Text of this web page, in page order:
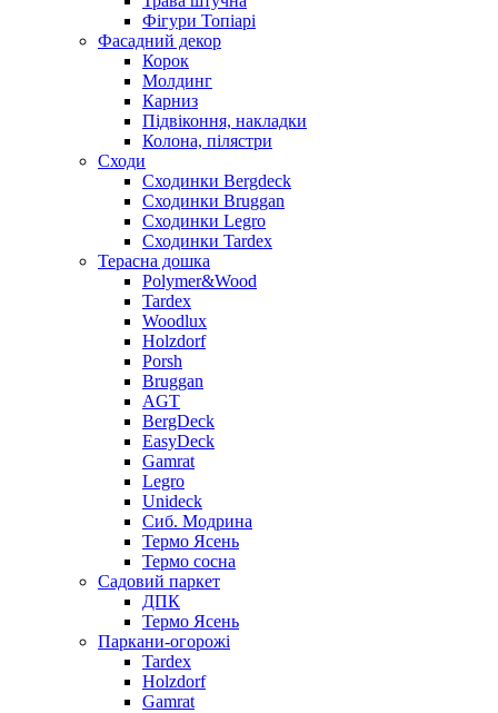
Фігури Топіарі
Фасадний декор
Корок
Молдинг
Карниз
Підвіконня, накладки
Колона, пілястри
Сходи
Сходинки Bergdeck
Сходинки Bruggan
Сходинки Legro
Сходинки Tardex
Терасна дошка
Polymer&Wood
Tardex
Woodlux
Holzdorf
Porsh
Bruggan
AGT
BergDeck
EasyDeck
Gamrat
Legro
Unideck
Сиб. Модрина
Термо Ясень
Термо сосна
Садовий паркет
ДПК
Термо Ясень
Паркани-огорожі
Tardex
Holzdorf
Gamrat